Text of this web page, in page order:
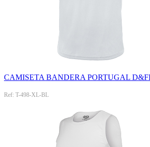
CAMISETA BANDERA PORTUGAL
Ref: T-498-XL-BL